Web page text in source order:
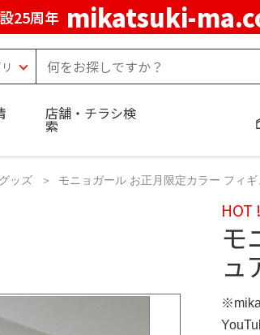
25周年 mikatsuki-
店舗・チラシ検
索
ッズ モニョガール お正月限定カラー フィ
HOT !
モ
ュ